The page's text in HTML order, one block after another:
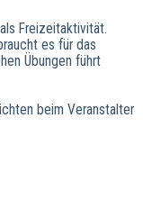
Freizeitaktivität.
es für das
Übungen führt
beim Veranstalter